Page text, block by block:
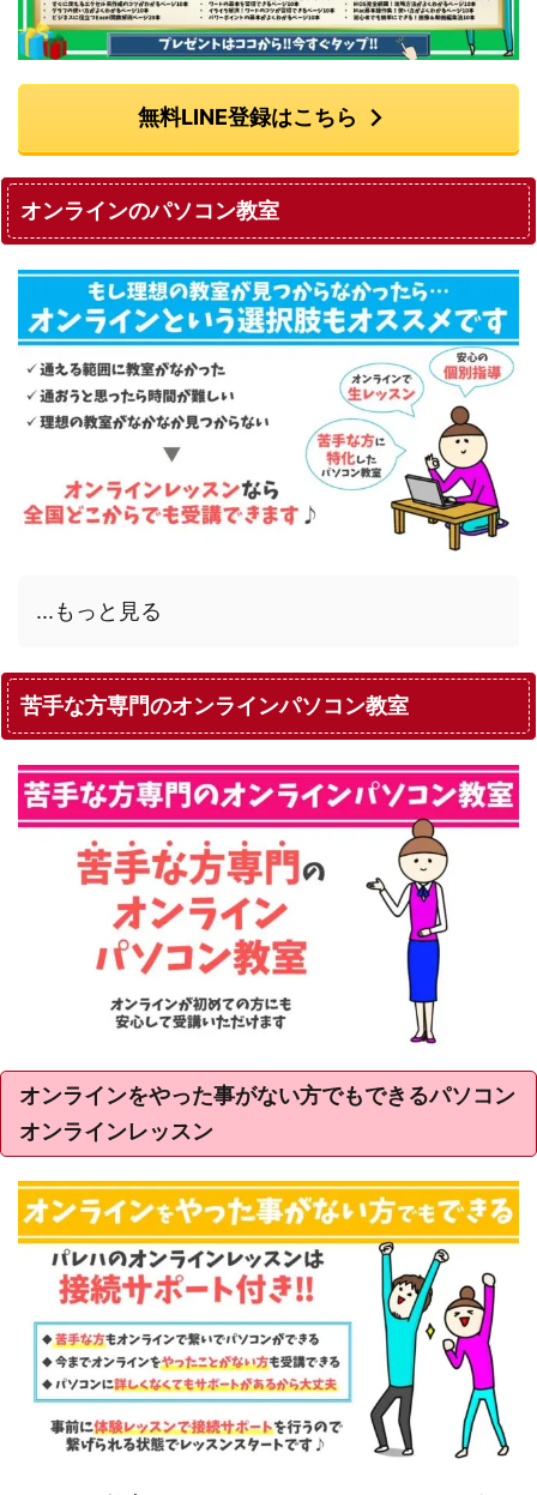
無料LINE登録はこちら
オンラインのパソコン教室
...もっと見る
苦手な方専門のオンラインパソコン教室
オンラインをやった事がない方でもできるパソコン
オンラインレッスン